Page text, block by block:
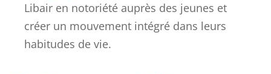
Libair en notoriété auprès des jeunes et
créer un mouvement intégré dans leurs
habitudes de vie.